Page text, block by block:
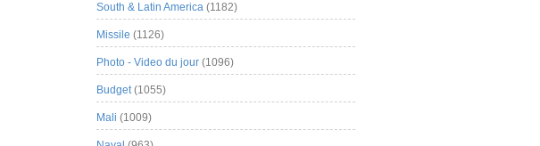
South & Latin America (1182)
Missile (1126)
Photo - Video du jour (1096)
Budget(1055)
Mali (1009)